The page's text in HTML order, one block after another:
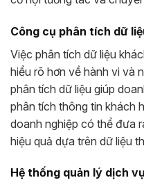
Công cụ phân tích dữ
Việc phân tích dữ liệu
hiểu rõ hơn về hành vi và
phân tích dữ liệu giúp
phân tích thông tin khách
doanh nghiệp có thể đưa
hiệu quả dựa trên dữ liệu
Hệ thống quản lý dịch